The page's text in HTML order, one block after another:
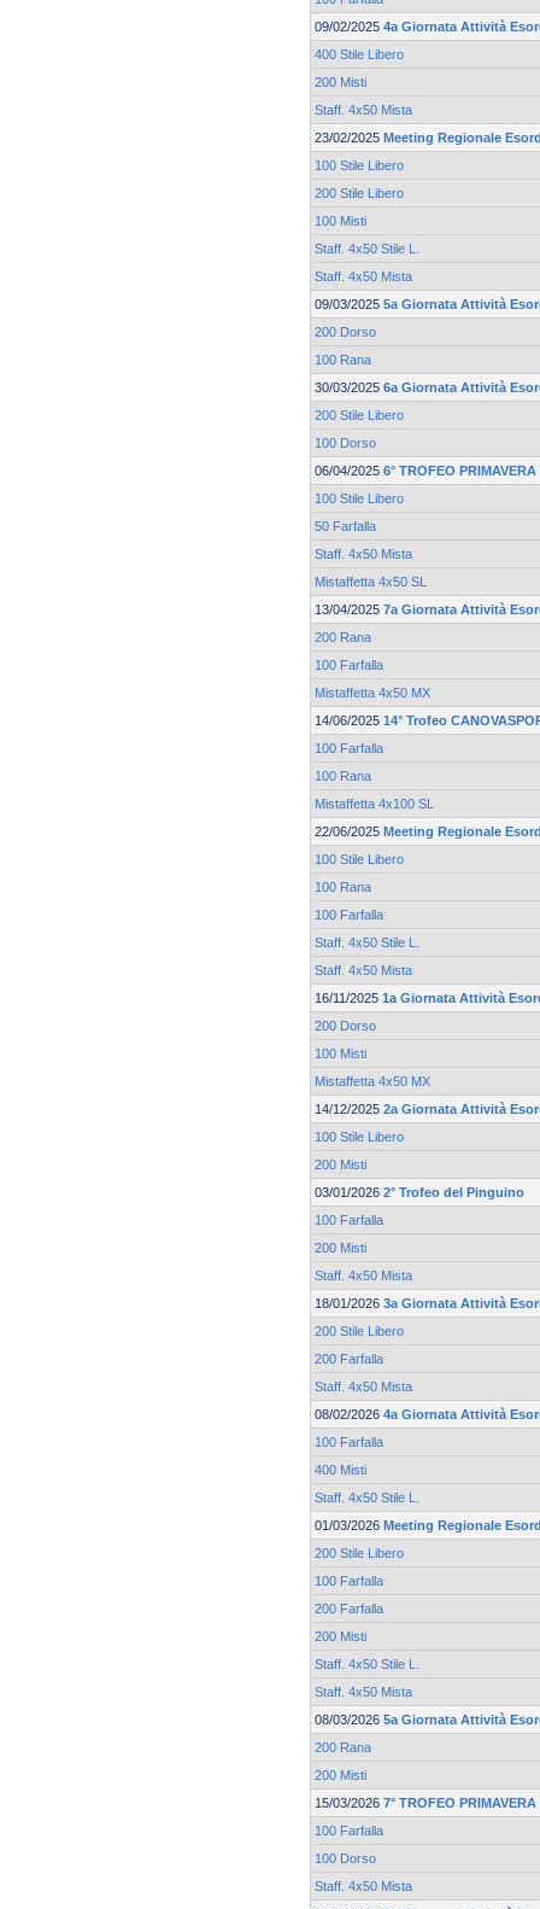
09/02/2025 4a Giornata Attività
400 Stile Libero
200 Misti
Staff. 4x50 Mista
23/02/2025 Meeting Regionale
100 Stile Libero
200 Stile Libero
100 Misti
Staff. 4x50 Stile L.
Staff. 4x50 Mista
09/03/2025 5a Giornata Attività
200 Dorso
100 Rana
30/03/2025 6a Giornata Attività
200 Stile Libero
100 Dorso
06/04/2025 6° TROFEO
100 Stile Libero
50 Farfalla
Staff. 4x50 Mista
Mistaffetta 4x50 SL
13/04/2025 7a Giornata Attività
200 Rana
100 Farfalla
Mistaffetta 4x50 MX
14/06/2025 14° Trofeo
100 Farfalla
100 Rana
Mistaffetta 4x100 SL
22/06/2025 Meeting Regionale
100 Stile Libero
100 Rana
100 Farfalla
Staff. 4x50 Stile L.
Staff. 4x50 Mista
16/11/2025 1a Giornata Attività
200 Dorso
100 Misti
Mistaffetta 4x50 MX
14/12/2025 2a Giornata Attività
100 Stile Libero
200 Misti
03/01/2026 2° Trofeo del Pinguino
100 Farfalla
200 Misti
Staff. 4x50 Mista
18/01/2026 3a Giornata Attività
200 Stile Libero
200 Farfalla
Staff. 4x50 Mista
08/02/2026 4a Giornata Attività
100 Farfalla
400 Misti
Staff. 4x50 Stile L.
01/03/2026 Meeting Regionale
200 Stile Libero
100 Farfalla
200 Farfalla
200 Misti
Staff. 4x50 Stile L.
Staff. 4x50 Mista
08/03/2026 5a Giornata Attività
200 Rana
200 Misti
15/03/2026 7° TROFEO
100 Farfalla
100 Dorso
Staff. 4x50 Mista